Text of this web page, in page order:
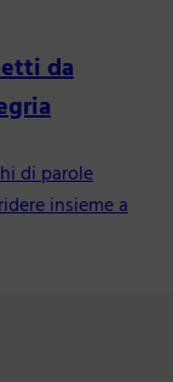
da
di parole
insieme a